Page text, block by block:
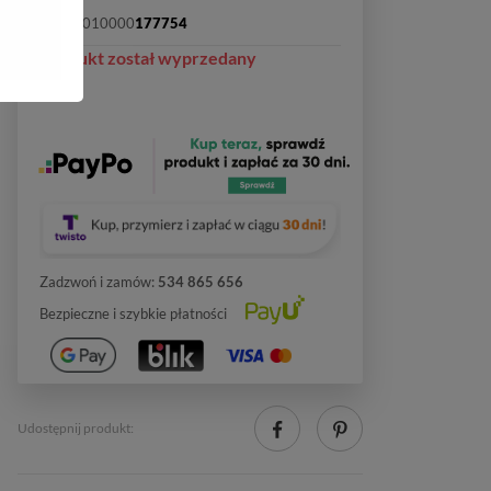
2010000177754
Produkt został wyprzedany
Zadzwoń i zamów: 534 865 656
Bezpieczne i szybkie płatności
Udostępnij produkt: